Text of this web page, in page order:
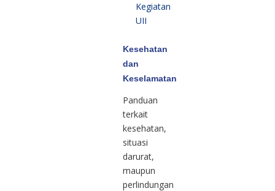
Kegiatan
UII
Kesehatan
dan
Keselamatan
Panduan
terkait
kesehatan,
situasi
darurat,
maupun
perlindungan